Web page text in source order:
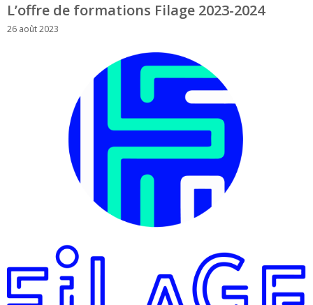
L’offre de formations Filage 2023-2024
26 août 2023